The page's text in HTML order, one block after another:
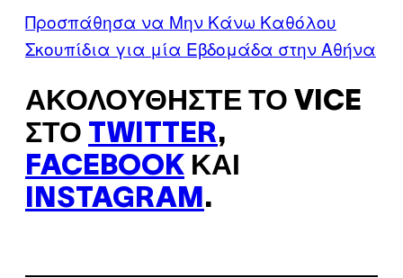
Προσπάθησα να Μην Κάνω Καθόλου
Σκουπίδια για μία Εβδομάδα στην Αθήνα
ΑΚΟΛΟΥΘΉΣΤΕ ΤΟ VICE
ΣΤΟ TWITTER,
FACEBOOK ΚΑΙ
INSTAGRAM .